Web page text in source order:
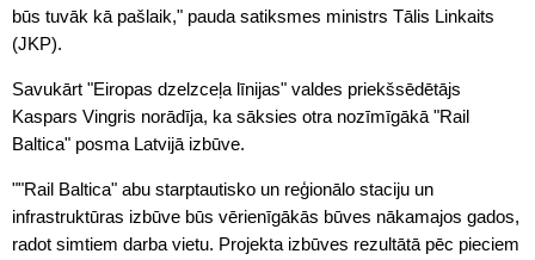
būs tuvāk kā pašlaik," pauda satiksmes ministrs Tālis Linkaits
(JKP).
Savukārt "Eiropas dzelzceļa līnijas" valdes priekšsēdētājs
Kaspars Vingris norādīja, ka sāksies otra nozīmīgākā "Rail
Baltica" posma Latvijā izbūve.
""Rail Baltica" abu starptautisko un reģionālo staciju un
infrastruktūras izbūve būs vērienīgākās būves nākamajos gados,
radot simtiem darba vietu. Projekta izbūves rezultātā pēc pieciem